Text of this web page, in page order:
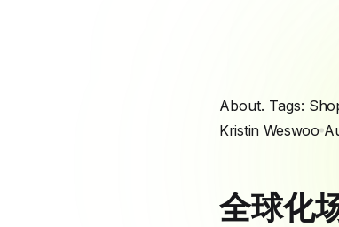
About. Tags:
Kristin Weswoo
全球化